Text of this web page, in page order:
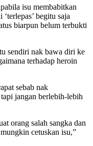
isu membabitkan
begitu saja
biarpun belum terbukti
sendiri nak bawa diri ke
terhadap heroin
sebab nak
jangan berlebih-lebih
orang salah sangka dan
cetuskan isu,”